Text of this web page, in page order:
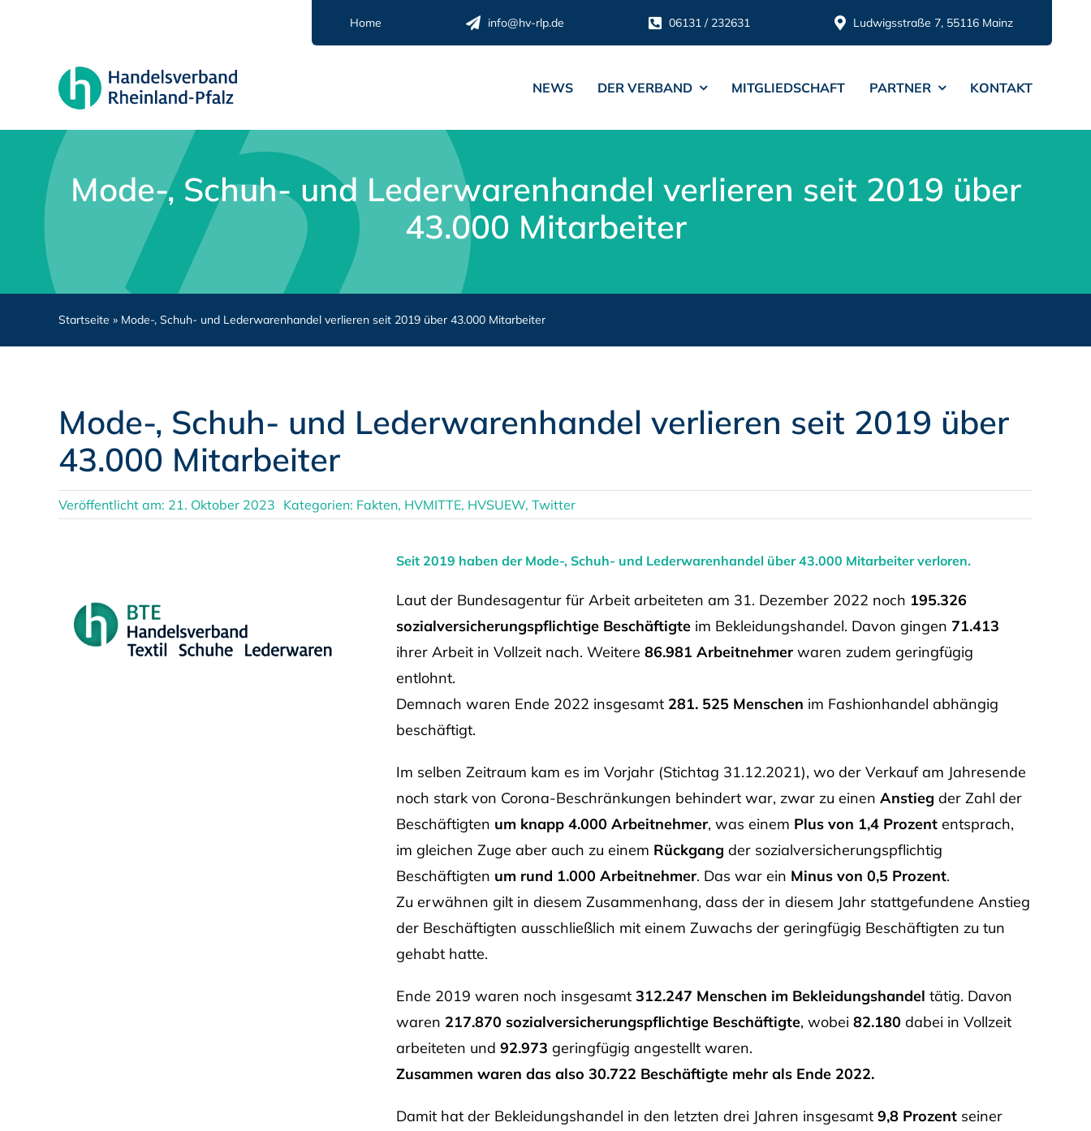
Home info@hv-rlp.de 06131 / 232631 Ludwigsstraße 7, 55116 Mainz
NEWS DER VERBAND MITGLIEDSCHAFT PARTNER KONTAKT
Mode-, Schuh- und Lederwarenhandel verlieren seit 2019 über
43.000 Mitarbeiter
Startseite » Mode-, Schuh- und Lederwarenhandel verlieren seit 2019 über 43.000 Mitarbeiter
Mode-, Schuh- und Lederwarenhandel verlieren seit 2019 über
43.000 Mitarbeiter
Veröffentlicht am: 21. Oktober 2023 Kategorien: Fakten, HVMITTE, HVSUEW, Twitter
Seit 2019 haben der Mode-, Schuh- und Lederwarenhandel über 43.000 Mitarbeiter verloren.
Laut der Bundesagentur für Arbeit arbeiteten am 31. Dezember 2022 noch 195.326
sozialversicherungspflichtige Beschäftigteim Bekleidungshandel. Davon gingen 71.413
ihrer Arbeit in Vollzeit nach. Weitere 86.981 Arbeitnehmerwaren zudem geringfügig
entlohnt.
Demnach waren Ende 2022 insgesamt 281. 525 Menschen im Fashionhandel abhängig
beschäftigt.
Im selben Zeitraum kam es im Vorjahr (Stichtag 31.12.2021), wo der Verkauf am Jahresende
noch stark von Corona-Beschränkungen behindert war, zwar zu einen Anstieg der Zahl der
Beschäftigten um knapp 4.000 Arbeitnehmer, was einem Plus von 1,4 Prozententsprach,
im gleichen Zuge aber auch zu einem Rückgang der sozialversicherungspflichtig
Beschäftigten um rund 1.000 Arbeitnehmer. Das war ein Minus von 0,5 Prozent.
Zu erwähnen gilt in diesem Zusammenhang, dass der in diesem Jahr stattgefundene Anstieg
der Beschäftigten ausschließlich mit einem Zuwachs der geringfügig Beschäftigten zu tun
gehabt hatte.
Ende 2019 waren noch insgesamt 312.247 Menschen im Bekleidungshandel tätig. Davon
waren 217.870 sozialversicherungspflichtige Beschäftigte, wobei 82.180 dabei in Vollzeit
arbeiteten und 92.973 geringfügig angestellt waren.
Zusammen waren das also 30.722 Beschäftigte mehr als Ende 2022.
Damit hat der Bekleidungshandel in den letzten drei Jahren insgesamt 9,8 Prozentseiner